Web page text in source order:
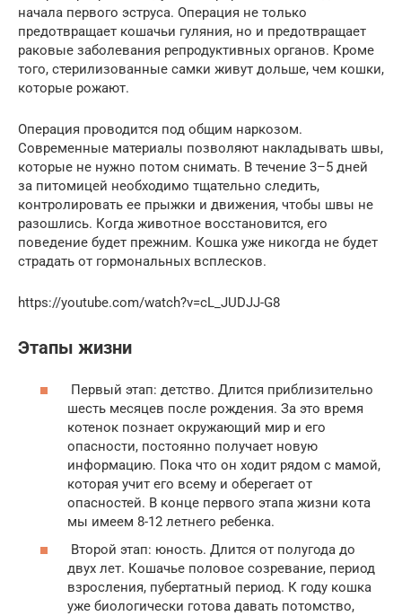
начала первого эструса. Операция не только
предотвращает кошачьи гуляния, но и предотвращает
раковые заболевания репродуктивных органов. Кроме
того, стерилизованные самки живут дольше, чем кошки,
которые рожают.
Операция проводится под общим наркозом.
Современные материалы позволяют накладывать швы,
которые не нужно потом снимать. В течение 3–5 дней
за питомицей необходимо тщательно следить,
контролировать ее прыжки и движения, чтобы швы не
разошлись. Когда животное восстановится, его
поведение будет прежним. Кошка уже никогда не будет
страдать от гормональных всплесков.
https://youtube.com/watch?v=cL_JUDJJ-G8
Этапы жизни
Первый этап: детство. Длится приблизительно
шесть месяцев после рождения. За это время
котенок познает окружающий мир и его
опасности, постоянно получает новую
информацию. Пока что он ходит рядом с мамой,
которая учит его всему и оберегает от
опасностей. В конце первого этапа жизни кота
мы имеем 8-12 летнего ребенка.
Второй этап: юность. Длится от полугода до
двух лет. Кошачье половое созревание, период
взросления, пубертатный период. К году кошка
уже биологически готова давать потомство,